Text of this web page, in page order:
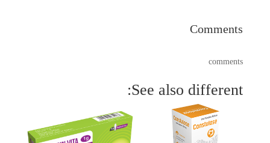
Comments
comments
See also different: